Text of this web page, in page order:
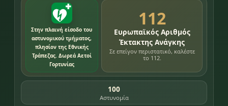
Στην πλαινή είσοδο του
αστυνομικού τμήματος,
πλησίον της Εθνικής
Τράπεζας. Δωρεά Αετοί
Γορτυνίας
112
Ευρωπαϊκός Αριθμός
Έκτακτης Ανάγκης
Σε επείγον περιστατικό, καλέστε
το 112.
100
Αστυνομία